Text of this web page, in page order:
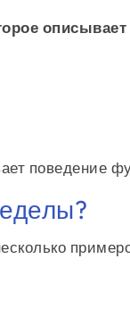
поведение